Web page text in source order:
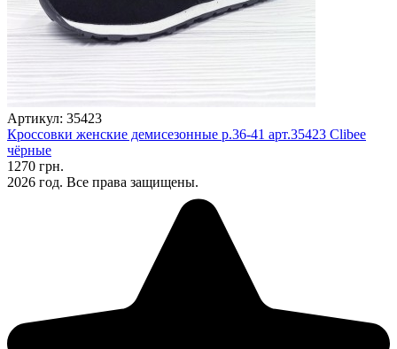
Артикул: 35423
Кроссовки женские демисезонные р.36-41 арт.35423 Clibee
чёрные
1270 грн.
2026 год. Все права защищены.